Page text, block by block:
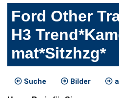
Ford Other
H3
mat*Sitzhzg*
Suche Bilder